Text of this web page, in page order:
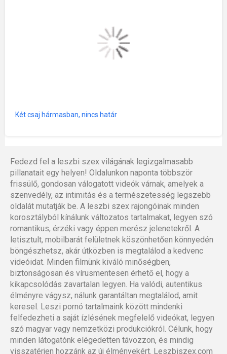
Két csaj hármasban, nincs határ
Fedezd fel a leszbi szex világának legizgalmasabb
pillanatait egy helyen! Oldalunkon naponta többször
frissülő, gondosan válogatott videók várnak, amelyek a
szenvedély, az intimitás és a természetesség legszebb
oldalát mutatják be. A leszbi szex rajongóinak minden
korosztályból kínálunk változatos tartalmakat, legyen szó
romantikus, érzéki vagy éppen merész jelenetekről. A
letisztult, mobilbarát felületnek köszönhetően könnyedén
böngészhetsz, akár útközben is megtalálod a kedvenc
videóidat. Minden filmünk kiváló minőségben,
biztonságosan és vírusmentesen érhető el, hogy a
kikapcsolódás zavartalan legyen. Ha valódi, autentikus
élményre vágysz, nálunk garantáltan megtalálod, amit
keresel. Leszi pornó tartalmaink között mindenki
felfedezheti a saját ízlésének megfelelő videókat, legyen
szó magyar vagy nemzetközi produkciókról. Célunk, hogy
minden látogatónk elégedetten távozzon, és mindig
visszatérjen hozzánk az új élményekért. Leszbiszex.com